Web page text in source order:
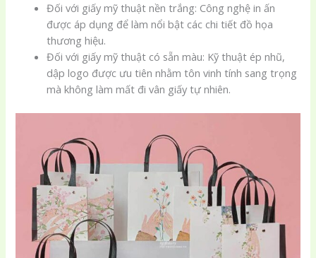
Đối với giấy mỹ thuật nền trắng: Công nghệ in ấn
được áp dụng để làm nổi bật các chi tiết đồ họa
thương hiệu.
Đối với giấy mỹ thuật có sẵn màu: Kỹ thuật ép nhũ,
dập logo được ưu tiên nhằm tôn vinh tính sang trọng
mà không làm mất đi vân giấy tự nhiên.